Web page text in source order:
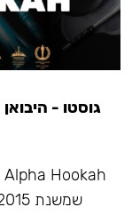
שמשנת 2015 מפתחת ומייצרת מוצרים חדשניים